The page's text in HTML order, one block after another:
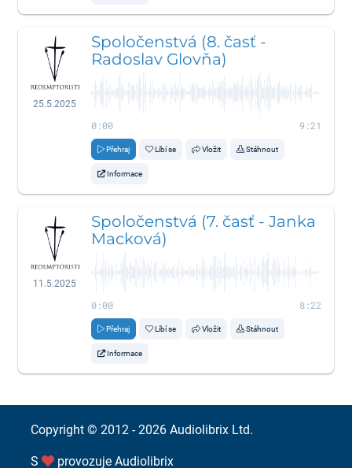
25.5.2025
Spoločenstvá (8. časť -
Radoslav Glovňa)
0:00 9:21
Přehraj Líbí se Vložit Stáhnout
Informace
11.5.2025
Spoločenstvá (7. časť - Janka
Macková)
0:00 8:22
Přehraj Líbí se Vložit Stáhnout
Informace
Copyright © 2012 - 2026 Audiolibrix Ltd.
S provozuje Audiolibrix